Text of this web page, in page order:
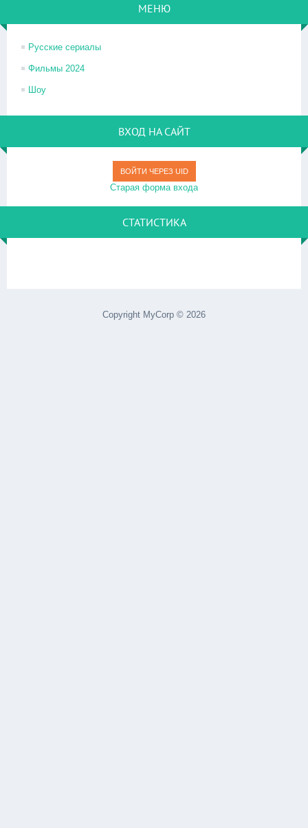
МЕНЮ
Русские сериалы
Фильмы 2024
Шоу
ВХОД НА САЙТ
ВОЙТИ ЧЕРЕЗ UID
Старая форма входа
СТАТИСТИКА
Copyright MyCorp © 2026